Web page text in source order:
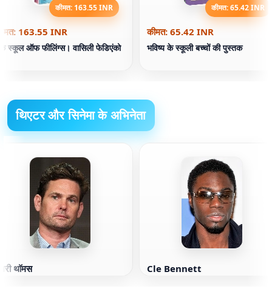
कीमत: 163.55 INR
163.55 INR
स्कूल ऑफ फीलिंग्स। वासिली फेडिएंको
कीमत: 65.42 INR
कीमत: 65.42 INR
भविष्य के स्कूली बच्चों की पुस्तक
थिएटर और सिनेमा के अभिनेता
थॉमस Cle Bennett